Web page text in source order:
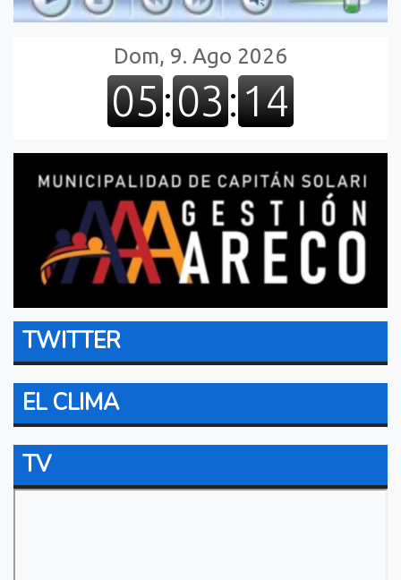
TWITTER
EL CLIMA
TV